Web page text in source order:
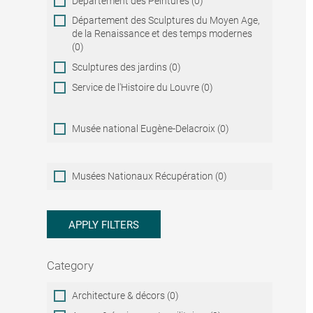
Département des Sculptures du Moyen Age,
de la Renaissance et des temps modernes
(0)
Sculptures des jardins (0)
Service de l'Histoire du Louvre (0)
Musée national Eugène-Delacroix (0)
Musées
Nationaux
Musées Nationaux Récupération (0)
APPLY FILTERS
Category
Category
Architecture & décors (0)